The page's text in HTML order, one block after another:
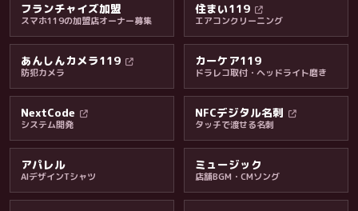
料金・保証・ご案内
フランチャイズ加盟
スマホ119の加盟店オーナー募集
住まい119
エアコンクリーニング
あんしんカメラ119
防犯カメラ
カーケア119
ドラレコ取付・ヘッドライト磨き
NextCode
システム開発
NFCデジタル名刺
タッチで渡せる名刺
アパレル
AIデザインTシャツ
ミュージック
店舗BGM・CMソング